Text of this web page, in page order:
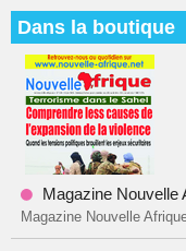
Dans la boutique
Magazine Nouvelle
Magazine Nouvelle